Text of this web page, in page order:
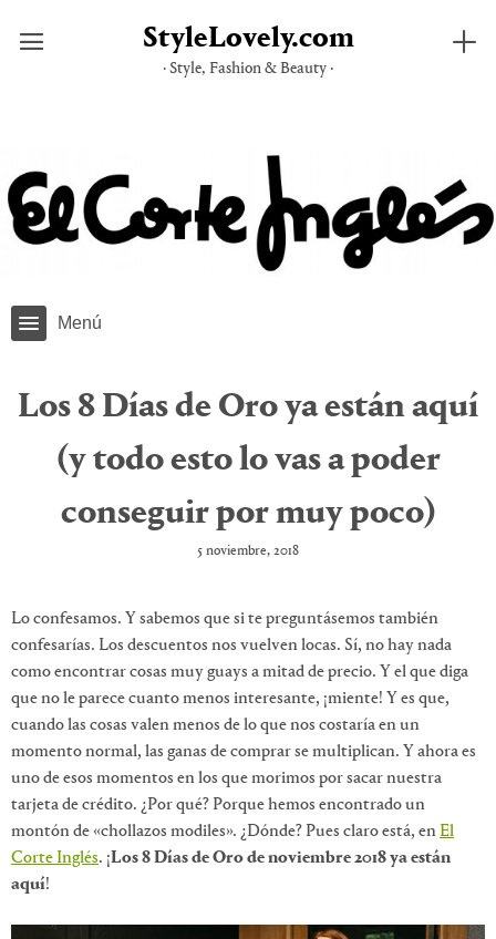
contenido
StyleLovely.com
· Style, Fashion & Beauty ·
Menú
Los 8 Días de Oro ya están aquí
(y todo esto lo vas a poder
conseguir por muy poco)
5 noviembre, 2018
Lo confesamos. Y sabemos que si te preguntásemos también
confesarías. Los descuentos nos vuelven locas. Sí, no hay nada
como encontrar cosas muy guays a mitad de precio. Y el que diga
que no le parece cuanto menos interesante, ¡miente! Y es que,
cuando las cosas valen menos de lo que nos costaría en un
momento normal, las ganas de comprar se multiplican. Y ahora es
uno de esos momentos en los que morimos por sacar nuestra
tarjeta de crédito. ¿Por qué? Porque hemos encontrado un
montón de «chollazos modiles». ¿Dónde? Pues claro está, enEl
Corte Inglés. ¡Los 8 Días de Oro de noviembre 2018 ya están
aquí!